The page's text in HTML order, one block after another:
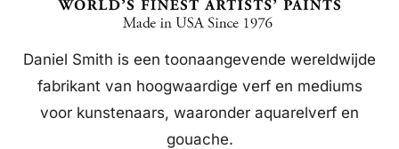
Daniel Smith is een toonaangevende wereldwijde
fabrikant van hoogwaardige verf en mediums
voor kunstenaars, waaronder aquarelverf en
gouache.